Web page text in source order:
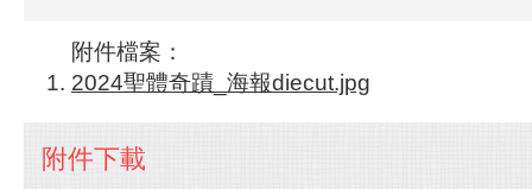
附件檔案：
2024聖體奇蹟_海報diecut.jpg
附件下載